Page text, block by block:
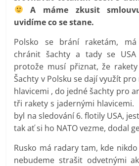
A máme zkusit
uvidíme co se stane.
Polsko se brání raketám, má
chránit šachty a tady se
protože musí přiznat, že
Šachty v Polsku se dají využít
hlavicemi , do jedné šachty pro
tři rakety s jadernými hlavicemi.
byl na sledování 6. flotily USA,
tak ať si ho NATO vezme, dodal
Rusko má radary tam, kde nikdo
nebudeme strašit odvetnými